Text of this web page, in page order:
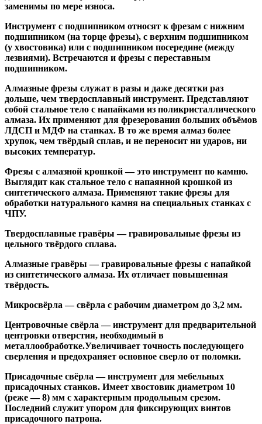
заменимы по мере износа.
Инструмент с подшипником относят к фрезам с нижним
подшипником (на торце фрезы), с верхним подшипником
(у хвостовика) или с подшипником посередине (между
лезвиями). Встречаются и фрезы с переставным
подшипником.
Алмазные фрезы служат в разы и даже десятки раз
дольше, чем твердосплавный инструмент. Представляют
собой стальное тело с напайками из поликристаллического
алмаза. Их применяют для фрезерования больших объёмов
ЛДСП и МДФ на станках. В то же время алмаз более
хрупок, чем твёрдый сплав, и не переносит ни ударов, ни
высоких температур.
Фрезы с алмазной крошкой— это инструмент по камню.
Выглядит как стальное тело с напаянной крошкой из
синтетического алмаза. Применяют такие фрезы для
обработки натурального камня на специальных станках с
ЧПУ.
Твердосплавные гравёры — гравировальные фрезы из
цельного твёрдого сплава.
Алмазные гравёры — гравировальные фрезы с напайкой
из синтетического алмаза. Их отличает повышенная
твёрдость.
Микросвёрла — свёрла с рабочим диаметром до 3,2 мм.
Центровочные свёрла — инструмент для предварительной
центровки отверстия, необходимый в
металлообработке.Увеличивает точность последующего
сверления и предохраняет основное сверло от поломки.
Присадочные свёрла — инструмент для мебельных
присадочных станков. Имеет хвостовик диаметром 10
(реже — 8) мм с характерным продольным срезом.
Последний служит упором для фиксирующих винтов
присадочного патрона.